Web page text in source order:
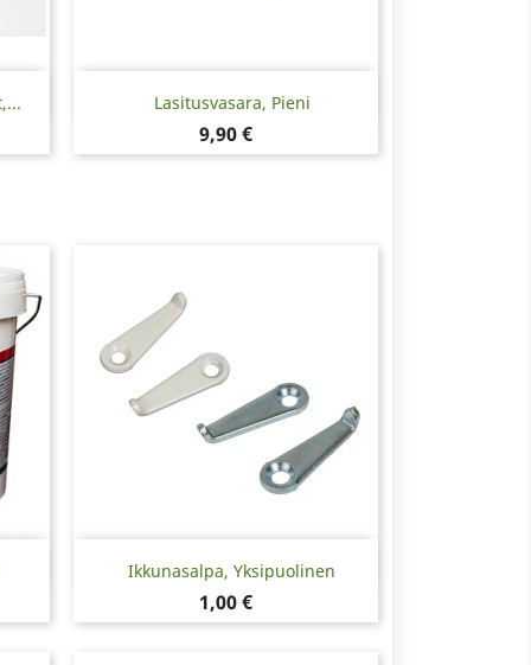
Lasitusvasara, Pieni
Hinta
9,90 €
Pikakatselu
Ikkunasalpa, Yksipuolinen
Hinta
1,00 €
Pikakatselu